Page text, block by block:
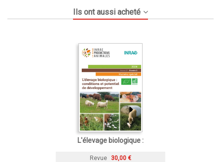
Ils ont aussi acheté
L'élevage biologique :
Revue 30,00 €